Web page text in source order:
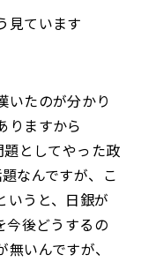
見ています
いたのが分かり
りますから
としてやった政
なんですが、こ
いうと、日銀が
今後どうするの
いんですが、